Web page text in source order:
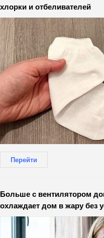
хлорки и отбеливателей
Перейти
Больше с вентилятором
охлаждает дом в жару без